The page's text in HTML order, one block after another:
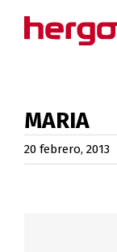
MARIA
20 febrero, 2013